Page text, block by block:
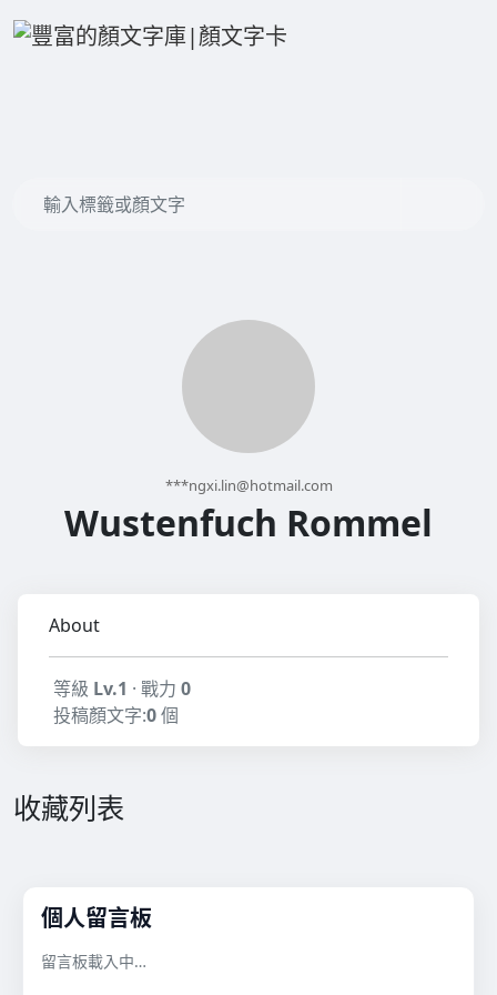
***ngxi.lin@hotmail.com
Wustenfuch Rommel
About
等級 Lv.1 · 戰力 0
投稿顏文字:0個
收藏列表
個人留言板
留言板載入中…